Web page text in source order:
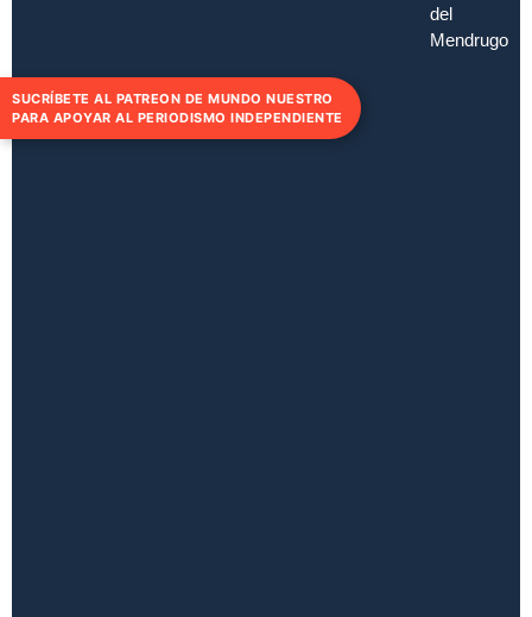
del
Mendrugo
SUCRÍBETE AL PATREON DE MUNDO NUESTRO
PARA APOYAR AL PERIODISMO INDEPENDIENTE